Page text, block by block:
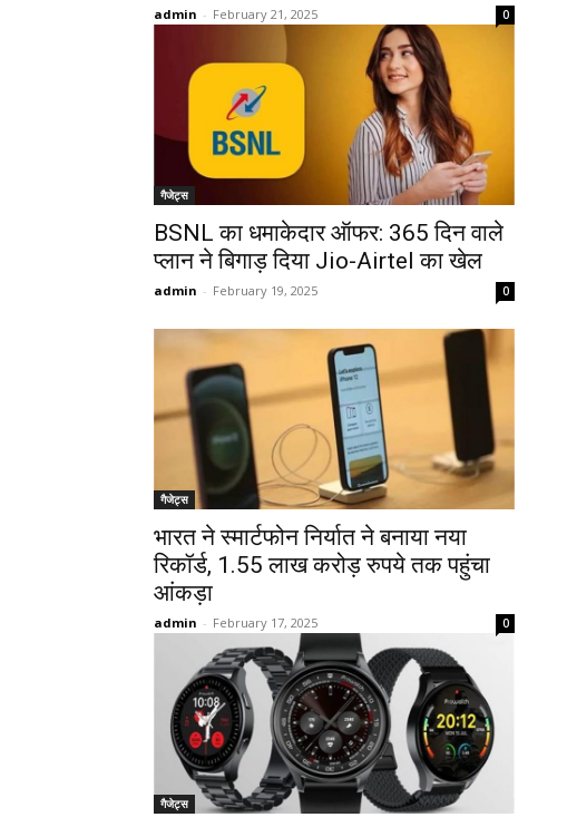
admin - February 21, 2025 0
गैजेट्स
BSNL का धमाकेदार ऑफर: 365 दिन वाले
प्लान ने बिगाड़ दिया Jio-Airtel का खेल
admin - February 19, 2025 0
गैजेट्स
भारत ने स्मार्टफोन निर्यात ने बनाया नया
रिकॉर्ड, 1.55 लाख करोड़ रुपये तक पहुंचा
आंकड़ा
admin - February 17, 2025 0
गैजेट्स